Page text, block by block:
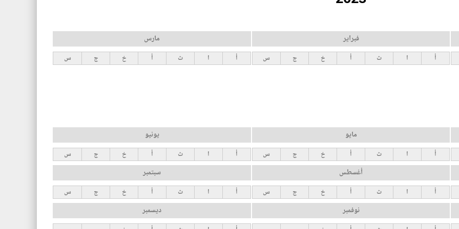
فبراير
أ ا ث أ خ ج س
مارس
أ ا ث أ خ ج س
مايو
أ ا ث أ خ ج س
يونيو
أ ا ث أ خ ج س
أغسطس
أ ا ث أ خ ج س
سبتمبر
أ ا ث أ خ ج س
نوفمبر ديسمبر